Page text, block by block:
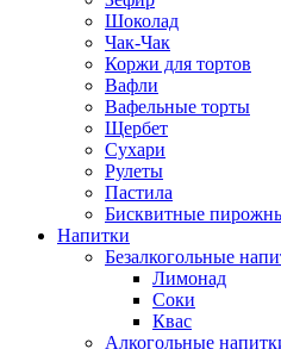
Шоколад
Чак-Чак
Коржи для тортов
Вафли
Вафельные торты
Щербет
Сухари
Рулеты
Пастила
Бисквитные
Напитки
Безалкогольные
Лимонад
Соки
Квас
Алкогольные